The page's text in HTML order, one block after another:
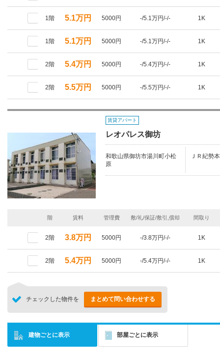
1階 5.1万円 5000円 -/5.1万円/-/- 1K
1階 5.1万円 5000円 -/5.1万円/-/- 1K
2階 5.4万円 5000円 -/5.4万円/-/- 1K
2階 5.5万円 5000円 -/5.5万円/-/- 1K
賃貸アパート
レオパレス御坊
和歌山県御坊市湯川町小松
原
ＪＲ紀勢
階 賃料 管理費 敷/礼/保証/敷引,償却 間取り
2階 3.8万円 5000円 -/3.8万円/-/- 1K
2階 5.4万円 5000円 -/5.4万円/-/- 1K
チェックした物件を まとめて問い合わせする
建物ごとに表示 部屋ごとに表示